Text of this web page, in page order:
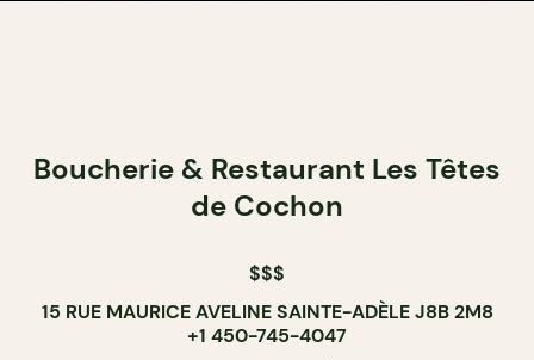
Boucherie & Restaurant Les Têtes
de Cochon
$$$
15 RUE MAURICE AVELINE SAINTE-ADÈLE J8B 2M8
+1 450-745-4047